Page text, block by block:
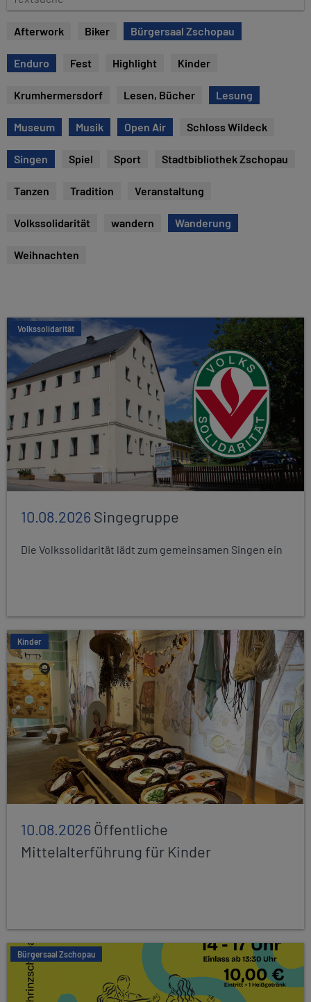
e
s
u
e
Afterwork Biker Bürgersaal Zschopau
Enduro Fest Highlight Kinder
Krumhermersdorf Lesen, Bücher Lesung
Museum Musik Open Air Schloss Wildeck
Singen Spiel Sport Stadtbibliothek Zschopau
Tanzen Tradition Veranstaltung
Volkssolidarität wandern Wanderung
Weihnachten
Volkssolidarität
10.08.2026Singegruppe
Die Volkssolidarität lädt zum gemeinsamen Singen ein
Kinder
10.08.2026Öffentliche
Mittelalterführung für Kinder
Bürgersaal Zschopau